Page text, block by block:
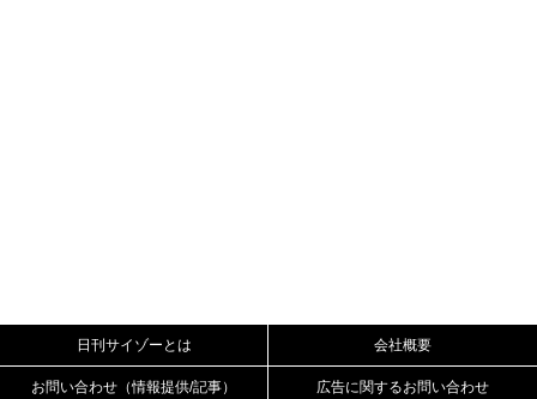
日刊サイゾーとは 会社概要
お問い合わせ（情報提供/記事） 広告に関するお問い合わせ